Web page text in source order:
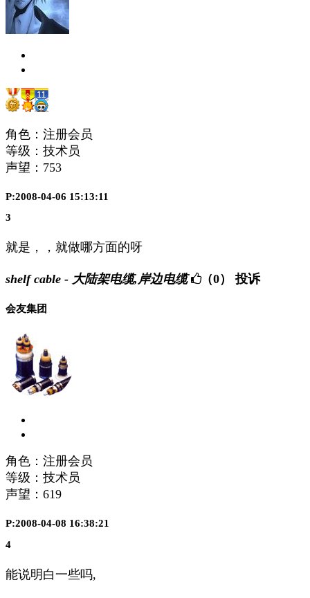
角色：注册会员
等级：技术员
声望： 753
P:2008-04-06 15:13:11
3
就是，，就做哪方面的呀
shelf cable - 大陆架电缆,岸边电缆 （0） 投诉
会友集团
角色：注册会员
等级：技术员
声望： 619
P:2008-04-08 16:38:21
4
能说明白一些吗,